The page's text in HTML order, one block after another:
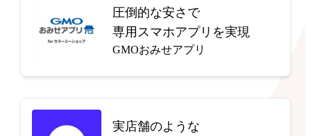
圧倒的な安さで
専用スマホアプリを実現
GMOおみせアプリ
実店舗のような